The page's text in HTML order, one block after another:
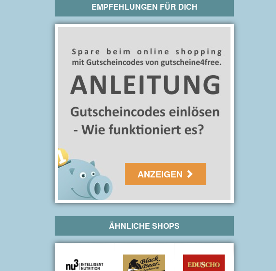
EMPFEHLUNGEN FÜR DICH
ANZEIGEN
ÄHNLICHE SHOPS